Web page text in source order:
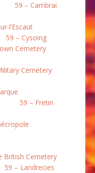
59 – Cambrai
l’Escaut
59 – Cysoing
Cemetery
Cemetery
59 – Fretin
British Cemetery
59 – Landrecies